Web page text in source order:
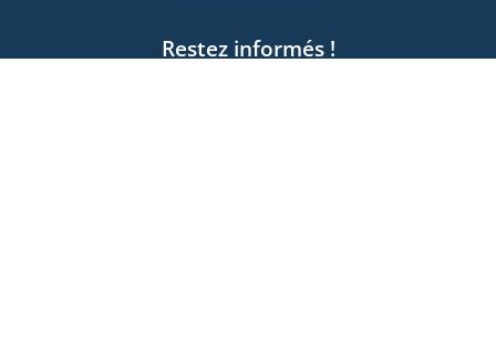
Restez informés !